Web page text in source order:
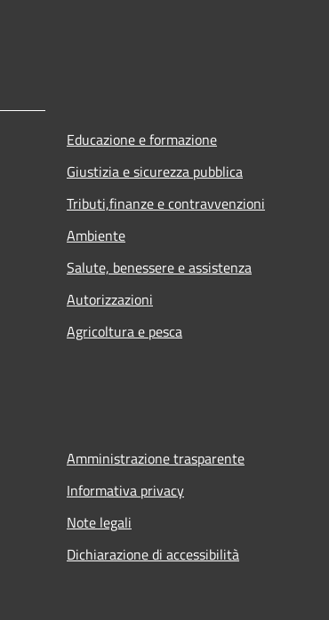
Educazione e formazione
Giustizia e sicurezza pubblica
Tributi,finanze e contravvenzioni
Ambiente
Salute, benessere e assistenza
Autorizzazioni
Agricoltura e pesca
Amministrazione trasparente
Informativa privacy
Note legali
Dichiarazione di accessibilità